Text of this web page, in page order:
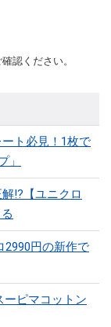
認ください。
ート必見！1枚で
」
!?【ユニクロ
2990円の新作で
ーピマコットン